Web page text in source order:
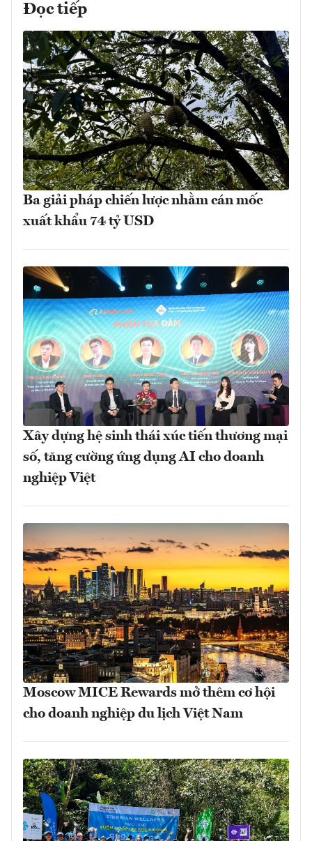
Đọc tiếp
Ba giải pháp chiến lược nhằm cán mốc
xuất khẩu 74 tỷ USD
Xây dựng hệ sinh thái xúc tiến thương mại
số, tăng cường ứng dụng AI cho doanh
nghiệp Việt
Moscow MICE Rewards mở thêm cơ hội
cho doanh nghiệp du lịch Việt Nam